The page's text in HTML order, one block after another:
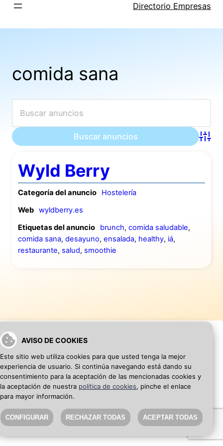
AVISO DE COOKIES
Este sitio web utiliza cookies para que usted tenga la mejor
experiencia de usuario. Si continúa navegando está dando su
consentimiento para la aceptación de las mencionadas cookies y
la aceptación de nuestra política de cookies, pinche el enlace
para mayor información.
CONFIGURAR RECHAZAR TODAS ACEPTAR TODAS
Saltar
Directorio Empresas
comida sana
Wyld Berry
Categoría del anuncio
Hostelería
Web wyldberry.es
Etiquetas del anuncio
brunch, comida saludable,
comida sana, desayuno, ensalada, healthy, iá,
restaurante, salud, smoothie
VOLVER A INICIO AÑADIR WEB DE EMPRESA
SEO Blog·Aviso Legal